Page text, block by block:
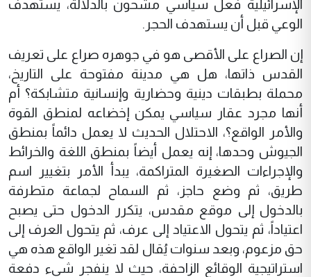
الإسرائيلية فعل سياسي مشحون بالدلالة، يستهدف
الوعي قبل أن يستهدف الحجر.
إن الصراع على الأقصى هو في جوهره صراع على تعريف
القدس ذاتها، هل هي مدينة مفتوحة على التاريخ،
محملة بطبقات دينية وحضارية وإنسانية متشابكة؟ أم
أنها مجرد عقار سياسي يمكن إخضاعه لمنطق القوة
والأمر الواقع؟، الاحتلال الحديث لا يعمل دائماً بمنطق
الجيوش وحدها، إنه يعمل أيضاً بمنطق اللغة والخرائط
والإجراءات الصغيرة المتراكمة، يبدأ الأمر بتغيير اسم
طريق، ثم وضع حاجز، ثم السماح لجماعة متطرفة
بالدخول إلى موقع مقدس، يتكرر الدخول حتى يصبح
اعتياداً، ثم يتحول الاعتياد إلى عرف، ثم يتحول العرف إلى
حق مزعوم، وبعد سنوات يُقال لقد تغير الواقع هذه هي
استراتيجية الوقائع الزاحفة، حيث لا ينفجر شيء دفعة